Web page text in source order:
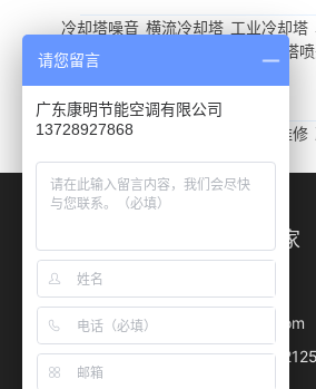
冷却塔噪音 横流冷却塔 工业冷却塔
凉水塔维修
冷却塔
友情链接/ LINKS
冷却塔噪音 冷却塔维修
广东康明冷却塔降噪厂家
电话：13728927868
邮箱：km23055667@163.com
地址：深圳市龙华区龙华大道2125
请您留言
广东康明节能空调有限公司
13728927868